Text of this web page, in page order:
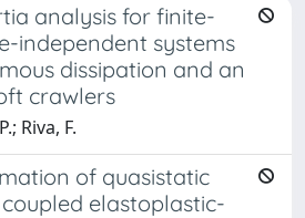
analysis for finite-
independent systems
dissipation and an
crawlers
Riva, F.
of quasistatic
elastoplastic-